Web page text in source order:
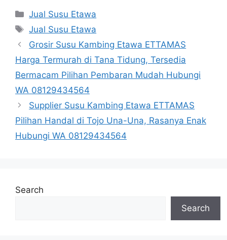
Categories
Jual Susu Etawa
Tags
Jual Susu Etawa
Grosir Susu Kambing Etawa ETTAMAS
Harga Termurah di Tana Tidung, Tersedia
Bermacam Pilihan Pembaran Mudah Hubungi
WA 08129434564
Supplier Susu Kambing Etawa ETTAMAS
Pilihan Handal di Tojo Una-Una, Rasanya Enak
Hubungi WA 08129434564
Search
Search